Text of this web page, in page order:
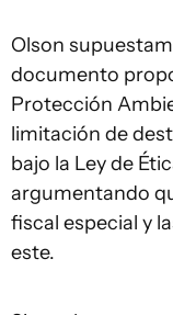
Olson
documento
Protección
limitación de
bajo la Ley de
argumentando
fiscal especial y
este.